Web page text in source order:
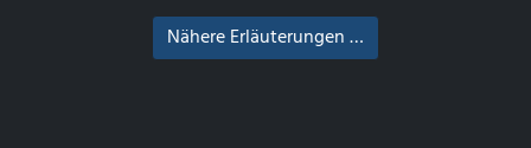
Nähere Erläuterungen …